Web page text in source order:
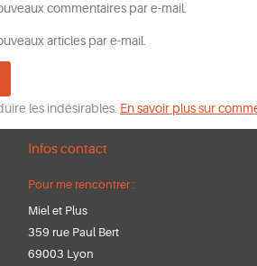
commentaires par e-mail.
articles par e-mail.
les indésirables. En savoir plus sur
Infos contact
Pour me rencontrer :
Miel et Plus
359 rue Paul Bert
69003 Lyon